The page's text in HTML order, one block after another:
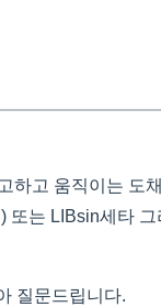
하고 움직이는 도
또는 LIBsin세타 그
질문드립니다.